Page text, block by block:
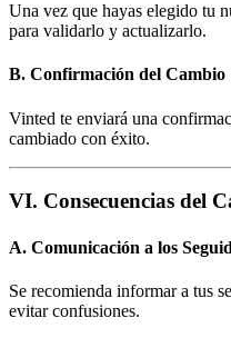
Una vez que hayas elegido tu
para validarlo y actualizarlo.
B. Confirmación del Cambio
Vinted te enviará una
cambiado con éxito.
VI. Consecuencias del
A. Comunicación a los
Se recomienda informar a tus
evitar confusiones.